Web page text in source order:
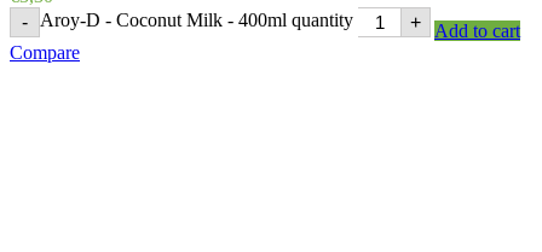
-
Aroy-D - Coconut Milk - 400ml quantity +
Add to cart
Compare